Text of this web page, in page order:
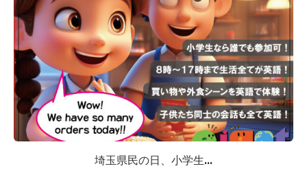
埼玉県民の日、小学生...